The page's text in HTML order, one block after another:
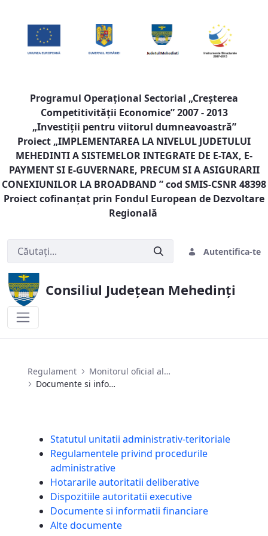
Programul Operaţional Sectorial „Creşterea
Competitivităţii Economice” 2007 - 2013
„Investiţii pentru viitorul dumneavoastră”
Proiect „IMPLEMENTAREA LA NIVELUL JUDETULUI
MEHEDINTI A SISTEMELOR INTEGRATE DE E-TAX, E-
PAYMENT SI E-GUVERNARE, PRECUM SI A ASIGURARII
CONEXIUNILOR LA BROADBAND ” cod SMIS-CSNR 48398
Proiect cofinanţat prin Fondul European de Dezvoltare
Regională
Autentifica-te
Consiliul Județean Mehedinți
Regulament
Monitorul oficial al județului
Documente si informatii financiare
Statutul unitatii administrativ-teritoriale
Regulamentele privind procedurile
administrative
Hotararile autoritatii deliberative
Dispozitiile autoritatii executive
Documente si informatii financiare
Alte documente